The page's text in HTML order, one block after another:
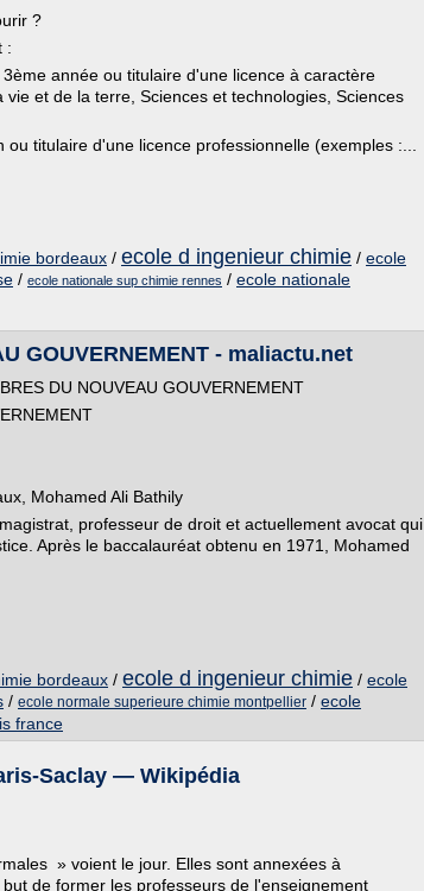
?
:
année ou titulaire d'une licence à caractère
et de la terre, Sciences et technologies, Sciences
titulaire d'une licence professionnelle (exemples :...
bordeaux / ecole d ingenieur chimie / ecole
/ ecole nationale sup chimie rennes / ecole nationale
GOUVERNEMENT - maliactu.net
DU NOUVEAU GOUVERNEMENT
Mohamed Ali Bathily
professeur de droit et actuellement avocat qui
Après le baccalauréat obtenu en 1971, Mohamed
bordeaux / ecole d ingenieur chimie / ecole
/ ecole normale superieure chimie montpellier / ecole
france
Saclay — Wikipédia
» voient le jour. Elles sont annexées à
de former les professeurs de l'enseignement